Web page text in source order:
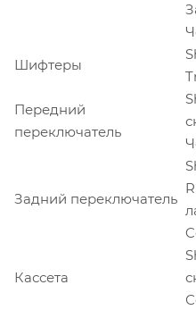
Шифтеры
Передний
переключатель
Задний переключатель
Кассета